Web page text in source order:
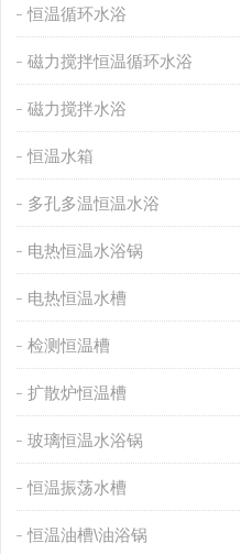
恒温循环水浴
磁力搅拌恒温循环水浴
磁力搅拌水浴
恒温水箱
多孔多温恒温水浴
电热恒温水浴锅
电热恒温水槽
检测恒温槽
扩散炉恒温槽
玻璃恒温水浴锅
恒温振荡水槽
恒温油槽\油浴锅